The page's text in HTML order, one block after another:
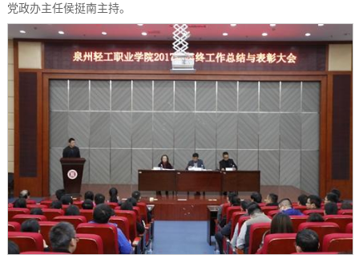
党政办主任侯挺南主持。